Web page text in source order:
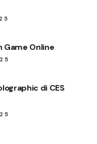
Game Online
di CES